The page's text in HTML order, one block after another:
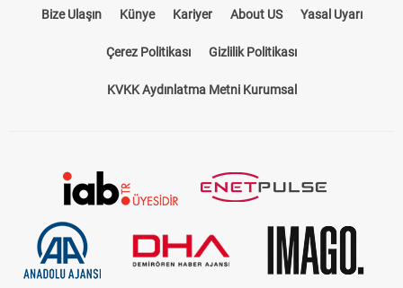
Bize Ulaşın Künye Kariyer About US Yasal Uyarı
Çerez Politikası Gizlilik Politikası
KVKK Aydınlatma Metni Kurumsal